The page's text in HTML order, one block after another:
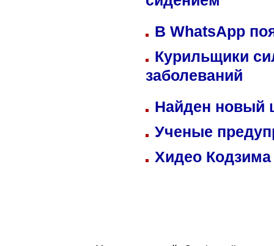
В WhatsApp
Курильщики
заболеваний
Найден
Ученые
Хидео